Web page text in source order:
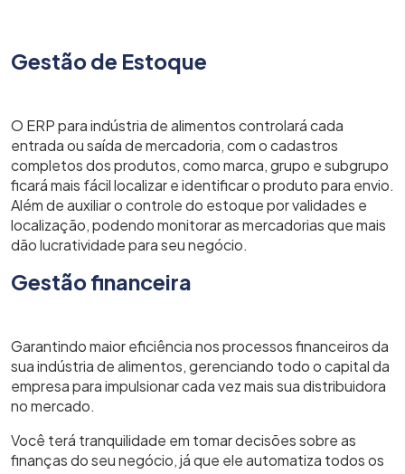
Gestão de Estoque
O ERP para indústria de alimentos controlará cada
entrada ou saída de mercadoria, com o cadastros
completos dos produtos, como marca, grupo e subgrupo
ficará mais fácil localizar e identificar o produto para envio.
Além de auxiliar o controle do estoque por validades e
localização, podendo monitorar as mercadorias que mais
dão lucratividade para seu negócio.
Gestão financeira
Garantindo maior eficiência nos processos financeiros da
sua indústria de alimentos, gerenciando todo o capital da
empresa para impulsionar cada vez mais sua distribuidora
no mercado.
Você terá tranquilidade em tomar decisões sobre as
finanças do seu negócio, já que ele automatiza todos os